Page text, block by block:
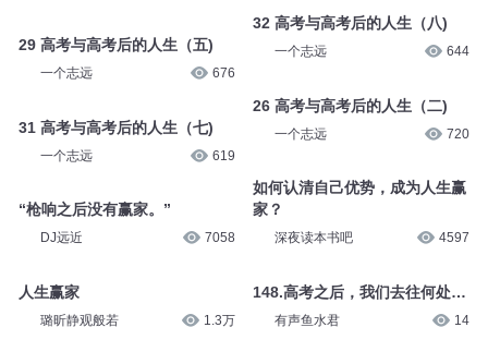
29 高考与高考后的人生（五)
一个志远 676
31 高考与高考后的人生（七)
一个志远 619
“枪响之后没有赢家。”
DJ远近 7058
人生赢家
璐昕静观般若 1.3万
32 高考与高考后的人生（八)
一个志远 644
26 高考与高考后的人生（二)
一个志远 720
如何认清自己优势，成为人生赢
家？
深夜读本书吧 4597
148.高考之后，我们去往何处…
有声鱼水君 14